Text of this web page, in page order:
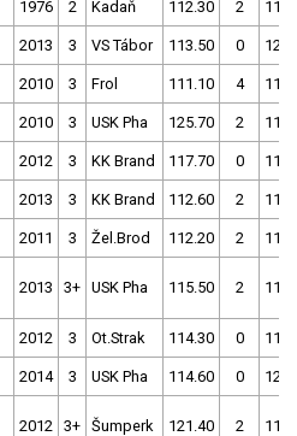
1976 2 Kadaň 112.30 2
2013 3 VS Tábor 113.50 0
2010 3 Frol 111.10 4
2010 3 USK Pha 125.70 2
2012 3 KK Brand 117.70 0
2013 3 KK Brand 112.60 2
2011 3 Žel.Brod 112.20 2
2013 3+ USK Pha 115.50 2
2012 3 Ot.Strak 114.30 0
2014 3 USK Pha 114.60 0
2012 3+ Šumperk 121.40 2